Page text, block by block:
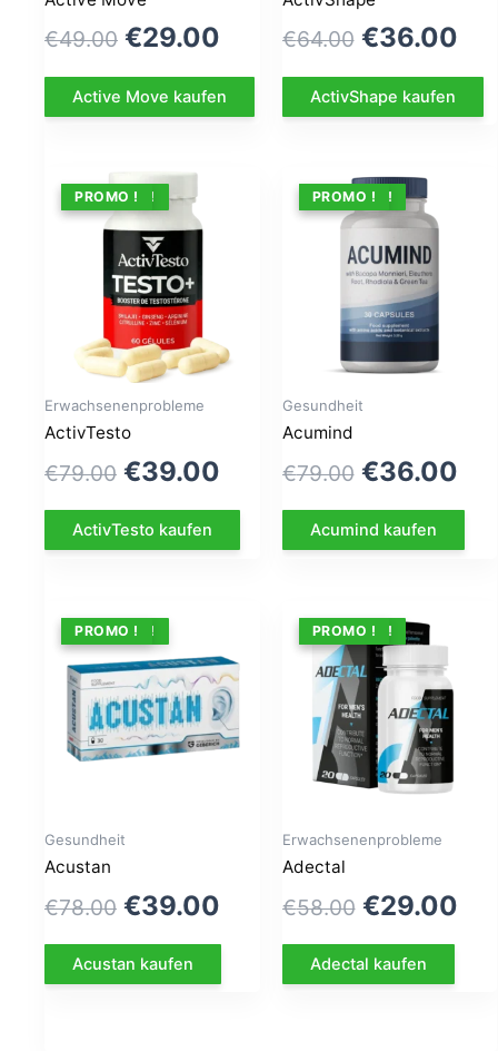
€49.00 Le
prix
initial
€49.00.
€29.00
prix
actuel
Active Move kaufen
€64.00 Le
prix
initial
€64.00.
€36.00Le
ActivShape kaufen
ANGEBOT !
PROMO !
Erwachsenenprobleme
ActivTesto
€79.00 Le
prix
initial
€39.00
prix
ActivTesto kaufen
ANGEBOT !
PROMO !
Gesundheit
Acumind
€79.00 Le
prix
initial
€36.00Le
Acumind kaufen
ANGEBOT !
PROMO !
Gesundheit
Acustan
€78.00 Le
prix
initial
€39.00
prix
Acustan kaufen
ANGEBOT !
PROMO !
Erwachsenenprobleme
Adectal
€58.00 Le
prix
initial
€29.00Le
Adectal kaufen